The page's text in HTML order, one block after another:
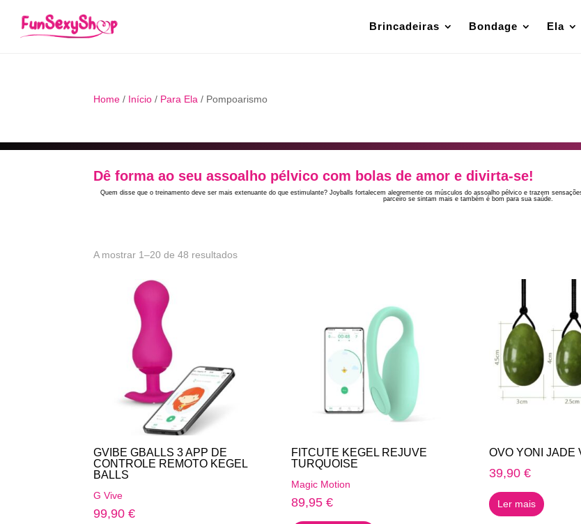
Brincadeiras Bondage Ela
Home / Início / Para Ela / Pompoarismo
Dê forma ao seu assoalho pélvico com bolas de amor e divirta-se!
Quem disse que o treinamento deve ser mais extenuante do que estimulante? Joyballs fortalecem alegremente os músculos do assoalho pélvico e trazem
parceiro se sintam mais e também é bom para sua saúde.
A mostrar 1–20 de 48 resultadosOrdenado
GVIBE GBALLS 3 APP DE
CONTROLE REMOTO KEGEL
BALLS
G Vive
99,90€
FITCUTE KEGEL REJUVE
TURQUOISE
Magic Motion
89,95 €
OVO YONI JADE
39,90 €
Ler mais